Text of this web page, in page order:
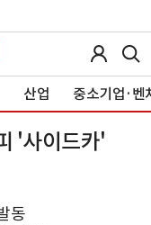
산업 중소기업·벤
'사이드카'
동